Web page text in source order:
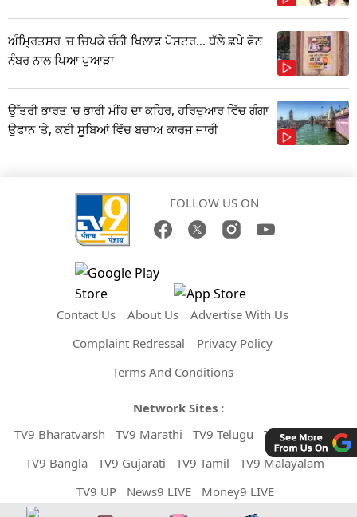
ਅੰਮ੍ਰਿਤਸਰ 'ਚ ਚਿਪਕੇ ਚੰਨੀ ਖਿਲਾਫ ਪੋਸਟਰ... ਥੱਲੇ ਛਪੇ ਫੋਨ
ਨੰਬਰ ਨਾਲ ਪਿਆ ਪੁਆੜਾ
ਉੱਤਰੀ ਭਾਰਤ 'ਚ ਭਾਰੀ ਮੀਂਹ ਦਾ ਕਹਿਰ, ਹਰਿਦੁਆਰ ਵਿੱਚ ਗੰਗਾ
ਉਫਾਨ 'ਤੇ, ਕਈ ਸੂਬਿਆਂ ਵਿੱਚ ਬਚਾਅ ਕਾਰਜ ਜਾਰੀ
FOLLOW US ON
Contact Us About Us
Advertise With Us
Complaint Redressal
Privacy Policy
Terms And Conditions
Network Sites :
TV9 Bharatvarsh
TV9 Marathi TV9 Telugu
TV9 Kannada
TV9 Bangla
TV9 Gujarati TV9 Tamil
TV9 Malayalam
TV9 UP
News9 LIVE Money9 LIVE